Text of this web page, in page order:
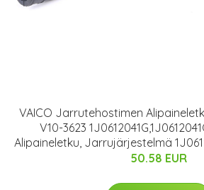
VAICO Jarrutehostimen
V10-3623
Alipaineletku, Jarrujärjestelmä
50.58 EUR